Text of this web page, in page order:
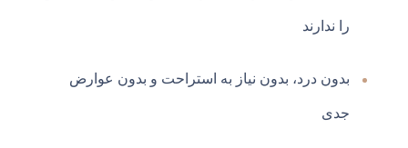
را ندارند
بدون درد، بدون نیاز به استراحت و بدون عوارض
جدی